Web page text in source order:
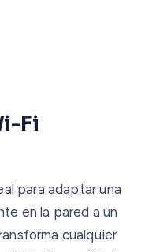
Fi
para adaptar una
en la pared a un
cualquier